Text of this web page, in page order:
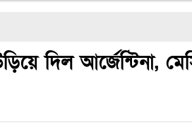
দিল আর্জেন্টিনা,